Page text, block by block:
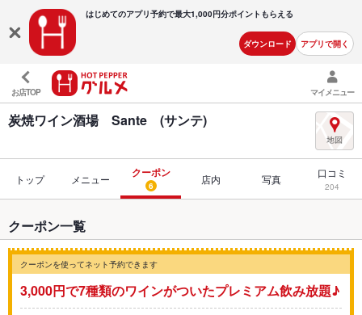
はじめてのアプリ予約で最大1,000円分ポイントもらえる
ダウンロード アプリで開く
お店TOP マイメニュー
炭焼ワイン酒場 Sante (サンテ)
トップ メニュー クーポン
6 店内 写真 口コミ
204
クーポン一覧
クーポンを使ってネット予約できます
3,000円で7種類のワインがついたプレミアム飲み放題♪